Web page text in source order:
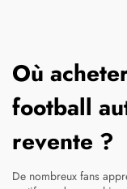
Où
football
revente ?
De nombreux fans